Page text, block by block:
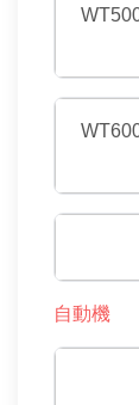
自動機